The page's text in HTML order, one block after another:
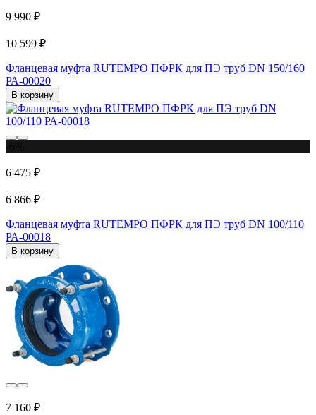
9 990 ₽
10 599 ₽
Фланцевая муфта RUTEMPО ПФРК для ПЭ труб DN 150/160
РА-00020
В корзину
6 475 ₽
6 866 ₽
Фланцевая муфта RUTEMPО ПФРК для ПЭ труб DN 100/110
РА-00018
В корзину
7 160 ₽